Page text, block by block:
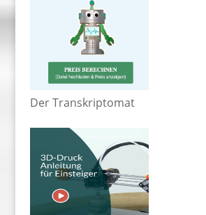
Der Transkriptomat